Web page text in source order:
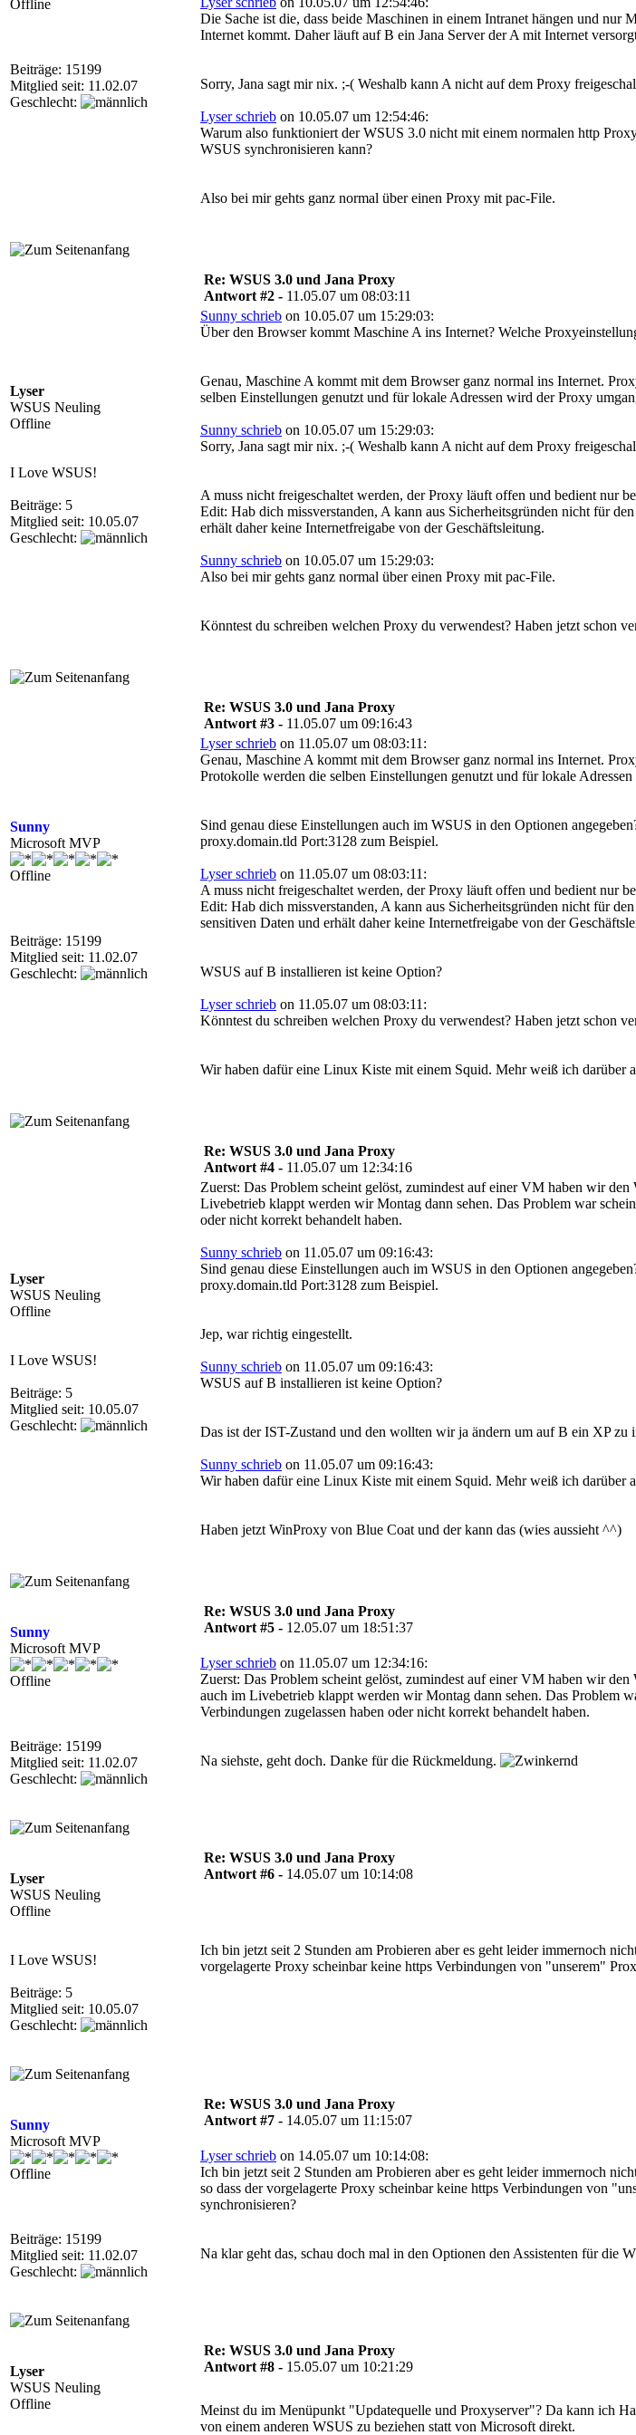
Offline
Beiträge: 15199
Mitglied seit: 11.02.07
Geschlecht:
Die Sache ist die, dass beide Maschinen in einem Intranet hängen und
Internet kommt. Daher läuft auf B ein Jana Server der A mit Internet
Sorry, Jana sagt mir nix. ;-( Weshalb kann A nicht auf dem Proxy
Lyser schrieb on 10.05.07 um 12:54:46:
Warum also funktioniert der WSUS 3.0 nicht mit einem normalen http
WSUS synchronisieren kann?
Also bei mir gehts ganz normal über einen Proxy mit pac-File.
Lyser
WSUS Neuling
Offline
I Love WSUS!
Beiträge: 5
Mitglied seit: 10.05.07
Geschlecht:
Re: WSUS 3.0 und Jana Proxy
Antwort #2 - 11.05.07 um 08:03:11
Sunny schrieb on 10.05.07 um 15:29:03:
Über den Browser kommt Maschine A ins Internet? Welche
Genau, Maschine A kommt mit dem Browser ganz normal ins Internet.
selben Einstellungen genutzt und für lokale Adressen wird der Proxy
Sunny schrieb on 10.05.07 um 15:29:03:
Sorry, Jana sagt mir nix. ;-( Weshalb kann A nicht auf dem Proxy
A muss nicht freigeschaltet werden, der Proxy läuft offen und bedient nur
Edit: Hab dich missverstanden, A kann aus Sicherheitsgründen nicht für
erhält daher keine Internetfreigabe von der Geschäftsleitung.
Sunny schrieb on 10.05.07 um 15:29:03:
Also bei mir gehts ganz normal über einen Proxy mit pac-File.
Könntest du schreiben welchen Proxy du verwendest? Haben jetzt schon
Sunny
Microsoft MVP
Offline
Beiträge: 15199
Mitglied seit: 11.02.07
Geschlecht:
Re: WSUS 3.0 und Jana Proxy
Antwort #3 - 11.05.07 um 09:16:43
Lyser schrieb on 11.05.07 um 08:03:11:
Genau, Maschine A kommt mit dem Browser ganz normal ins Internet.
Protokolle werden die selben Einstellungen genutzt und für lokale
Sind genau diese Einstellungen auch im WSUS in den Optionen
proxy.domain.tld Port:3128 zum Beispiel.
Lyser schrieb on 11.05.07 um 08:03:11:
A muss nicht freigeschaltet werden, der Proxy läuft offen und bedient nur
Edit: Hab dich missverstanden, A kann aus Sicherheitsgründen nicht für
sensitiven Daten und erhält daher keine Internetfreigabe von der
WSUS auf B installieren ist keine Option?
Lyser schrieb on 11.05.07 um 08:03:11:
Könntest du schreiben welchen Proxy du verwendest? Haben jetzt schon
Wir haben dafür eine Linux Kiste mit einem Squid. Mehr weiß ich darüber
Lyser
WSUS Neuling
Offline
I Love WSUS!
Beiträge: 5
Mitglied seit: 10.05.07
Geschlecht:
Re: WSUS 3.0 und Jana Proxy
Antwort #4 - 11.05.07 um 12:34:16
Zuerst: Das Problem scheint gelöst, zumindest auf einer VM haben wir
Livebetrieb klappt werden wir Montag dann sehen. Das Problem war
oder nicht korrekt behandelt haben.
Sunny schrieb on 11.05.07 um 09:16:43:
Sind genau diese Einstellungen auch im WSUS in den Optionen
proxy.domain.tld Port:3128 zum Beispiel.
Jep, war richtig eingestellt.
Sunny schrieb on 11.05.07 um 09:16:43:
WSUS auf B installieren ist keine Option?
Das ist der IST-Zustand und den wollten wir ja ändern um auf B ein XP
Sunny schrieb on 11.05.07 um 09:16:43:
Wir haben dafür eine Linux Kiste mit einem Squid. Mehr weiß ich darüber
Haben jetzt WinProxy von Blue Coat und der kann das (wies aussieht ^^)
Sunny
Microsoft MVP
Offline
Beiträge: 15199
Mitglied seit: 11.02.07
Geschlecht:
Re: WSUS 3.0 und Jana Proxy
Antwort #5 - 12.05.07 um 18:51:37
Lyser schrieb on 11.05.07 um 12:34:16:
Zuerst: Das Problem scheint gelöst, zumindest auf einer VM haben wir
auch im Livebetrieb klappt werden wir Montag dann sehen. Das Problem
Verbindungen zugelassen haben oder nicht korrekt behandelt haben.
Na siehste, geht doch. Danke für die Rückmeldung.
Lyser
WSUS Neuling
Offline
I Love WSUS!
Beiträge: 5
Mitglied seit: 10.05.07
Geschlecht:
Re: WSUS 3.0 und Jana Proxy
Antwort #6 - 14.05.07 um 10:14:08
Ich bin jetzt seit 2 Stunden am Probieren aber es geht leider immernoch
vorgelagerte Proxy scheinbar keine https Verbindungen von "unserem"
Sunny
Microsoft MVP
Offline
Beiträge: 15199
Mitglied seit: 11.02.07
Geschlecht:
Re: WSUS 3.0 und Jana Proxy
Antwort #7 - 14.05.07 um 11:15:07
Lyser schrieb on 14.05.07 um 10:14:08:
Ich bin jetzt seit 2 Stunden am Probieren aber es geht leider immernoch
so dass der vorgelagerte Proxy scheinbar keine https Verbindungen von
synchronisieren?
Na klar geht das, schau doch mal in den Optionen den Assistenten für die
Lyser
WSUS Neuling
Offline
Re: WSUS 3.0 und Jana Proxy
Antwort #8 - 15.05.07 um 10:21:29
Meinst du im Menüpunkt "Updatequelle und Proxyserver"? Da kann ich
von einem anderen WSUS zu beziehen statt von Microsoft direkt.